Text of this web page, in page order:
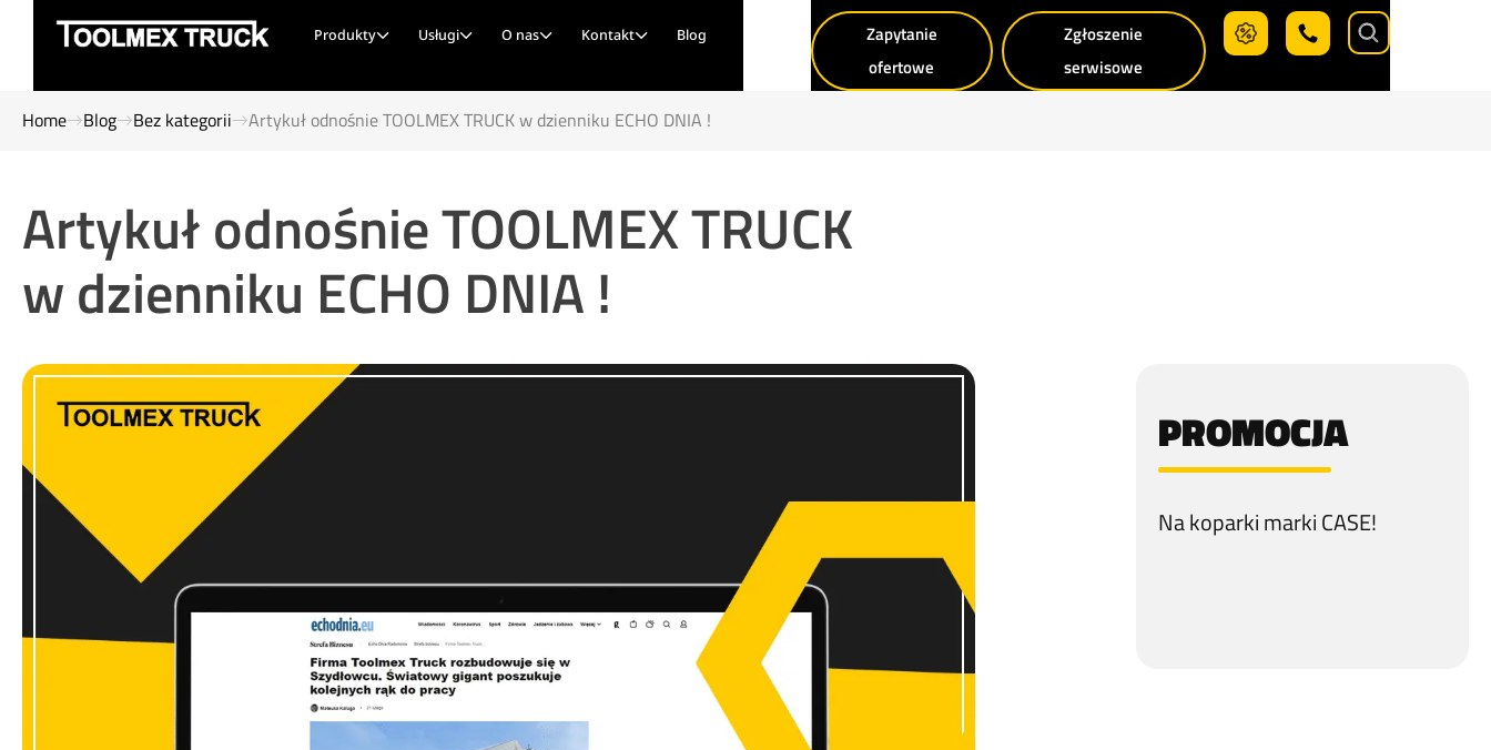
Produkty Usługi O nas Kontakt Blog
Zapytanie
ofertowe
Zgłoszenie
serwisowe
Search
Home Blog Bez kategorii Artykuł odnośnie TOOLMEX TRUCK w dzienniku ECHO DNIA !
Artykuł odnośnie TOOLMEX TRUCK
w dzienniku ECHO DNIA !
PROMOCJA
Na koparki marki CASE!